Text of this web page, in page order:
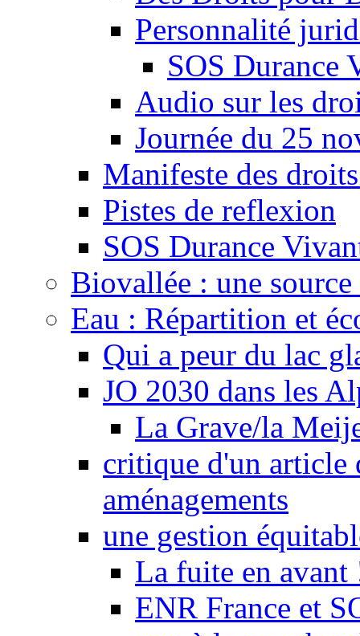
Personnalité
SOS Durance
Audio sur les
Journée du 25
Manifeste des
Pistes de reflexion
SOS Durance
Biovallée : une
Eau : Répartition et
Qui a peur du lac
JO 2030 dans les
La Grave/la
critique d'un article
aménagements
une gestion
La fuite en avant
ENR France et